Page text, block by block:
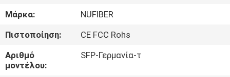
ΓΎΡΟΣ
ΕΡΓΟΣΤΑΣΊΩΝ
ΠΟΙΟΤΙΚΌΣ
Μάρκα:
NUFIBER
Πιστοποίηση:
CE FCC Rohs
Αριθμό
μοντέλου:
SFP-Γερμανία-τ